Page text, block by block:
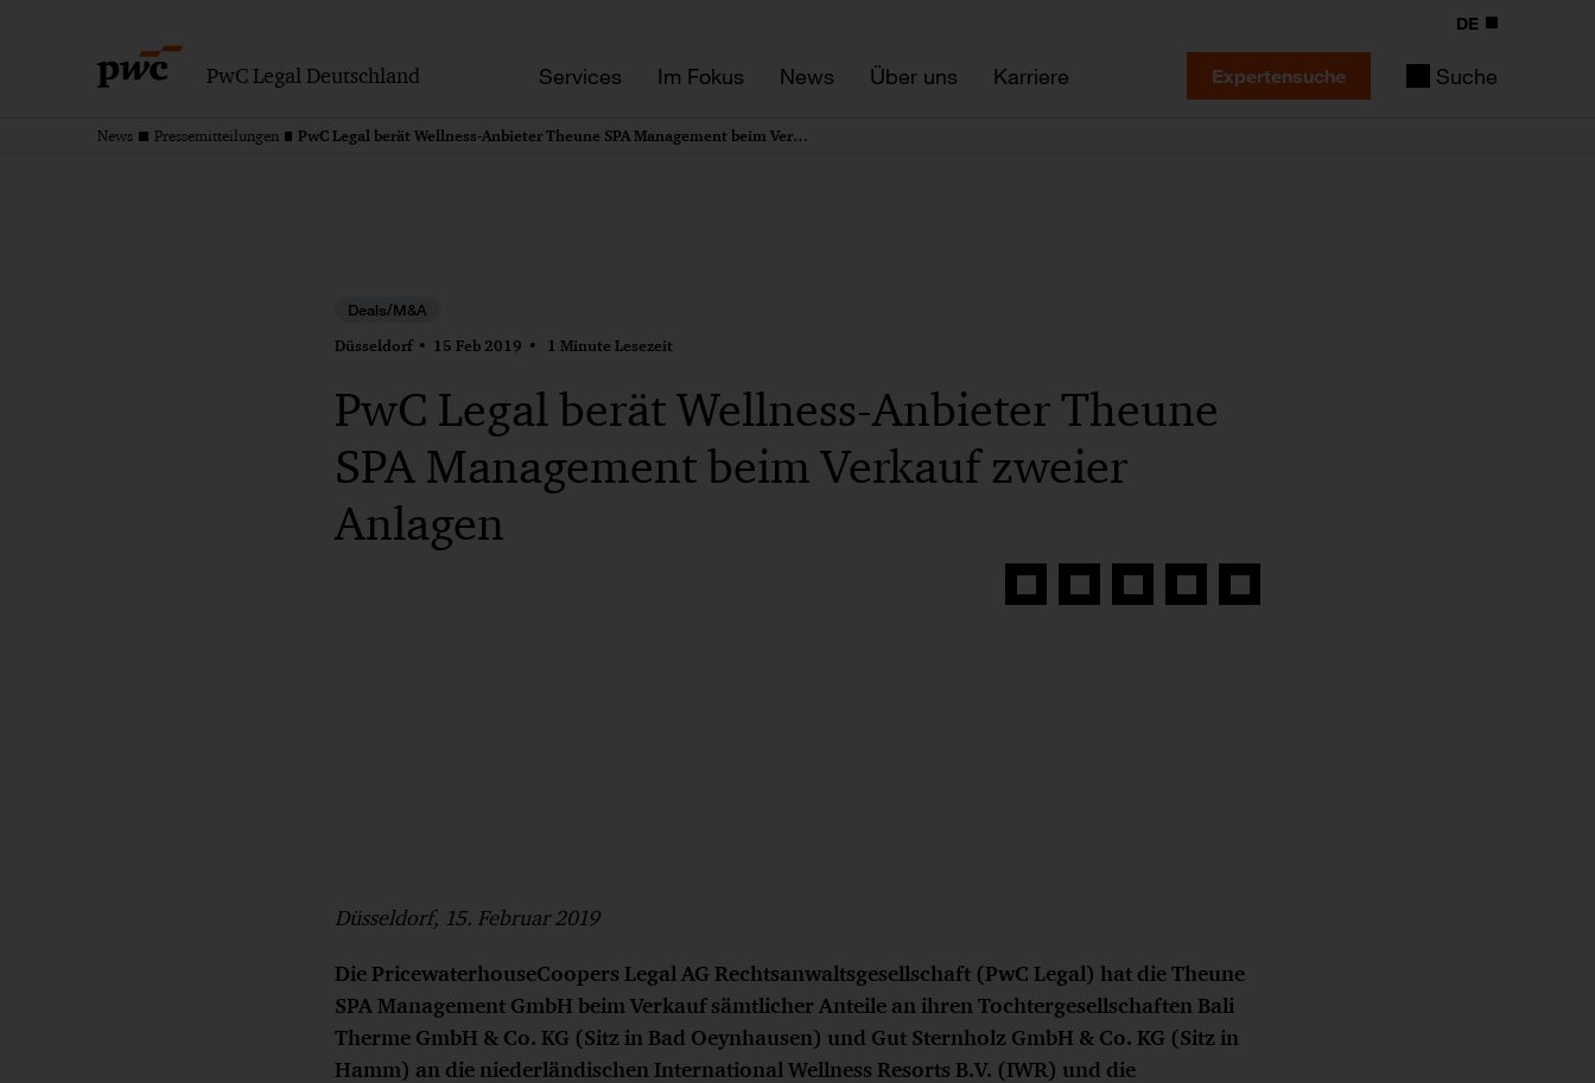
PwC Legal Deutschland Services Im Fokus News Über uns Karriere
DE
Expertensuche Suche
News Pressemitteilungen PwC Legal berät Wellness-Anbieter Theune SPA Management beim Verkauf zweier Anlagen
Deals/M&A
Düsseldorf 15 Feb 2019 1 Minute Lesezeit
PwC Legal berät Wellness-Anbieter Theune
SPA Management beim Verkauf zweier
Anlagen
Auf
Auf
Auf
Auf
Link
Düsseldorf, 15. Februar 2019
Die PricewaterhouseCoopers Legal AG Rechtsanwaltsgesellschaft (PwC Legal) hat die Theune
SPA Management GmbH beim Verkauf sämtlicher Anteile an ihren Tochtergesellschaften Bali
Therme GmbH & Co. KG (Sitz in Bad Oeynhausen) und Gut Sternholz GmbH & Co. KG (Sitz in
Hamm) an die niederländischen International Wellness Resorts B.V. (IWR) und die